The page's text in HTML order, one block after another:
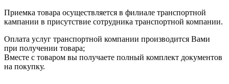
Приемка товара осуществляется в филиале транспортной
кампании в присутствие сотрудника транспортной компании.
Оплата услуг транспортной компании производится Вами
при получении товара;
Вместе с товаром вы получаете полный комплект документов
на покупку.